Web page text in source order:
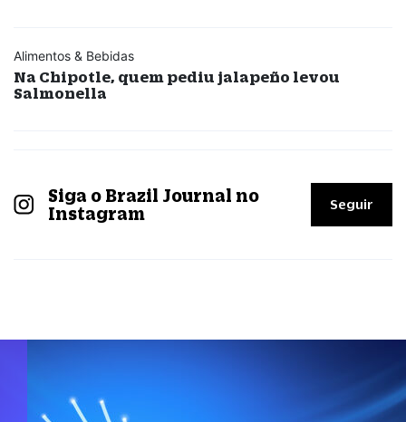
Alimentos & Bebidas
Na Chipotle, quem pediu jalapeño levou
Salmonella
Siga o Brazil Journal no
Instagram
Seguir